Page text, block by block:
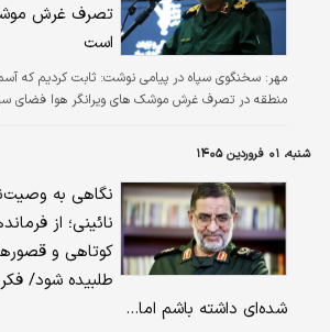
تصرف غرش
است
مهر: سخنگوی سپاه در پیامی نوشت: ثابت کردیم که
منطقه در تصرف غرش موشک های ویرانگر هوا فضای
شنبه، ۰۱ فروردین ۱۴۰۵
نگاهی به
نائینی؛ از
کوتاهی و
طلبیده شود/
شده‌ای داشته باشم اما...